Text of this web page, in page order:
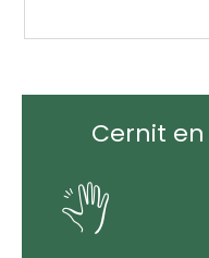
Cernit